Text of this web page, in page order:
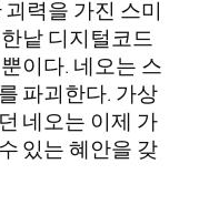
력을 가진 스미
낱 디지털코드
이다. 네오는 스
파괴한다. 가상
네오는 이제 가
있는 혜안을 갖